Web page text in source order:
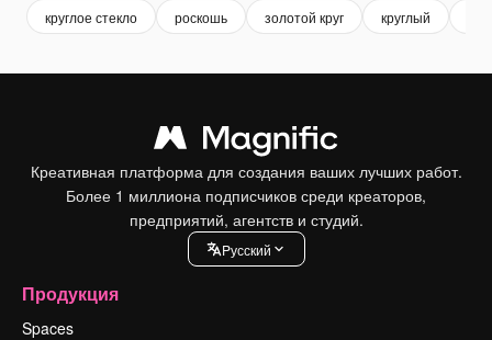
круглое стекло роскошь золотой круг круглый
Креативная платформа для создания ваших лучших работ.
Более 1 миллиона подписчиков среди креаторов,
предприятий, агентств и студий.
Pусский
Продукция
Spaces